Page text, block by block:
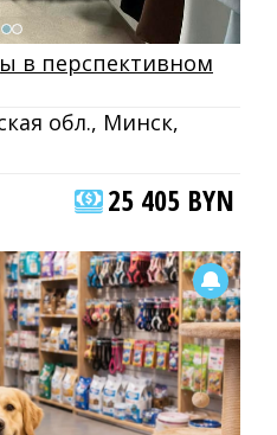
в перспективном
обл., Минск,
25 405 BYN